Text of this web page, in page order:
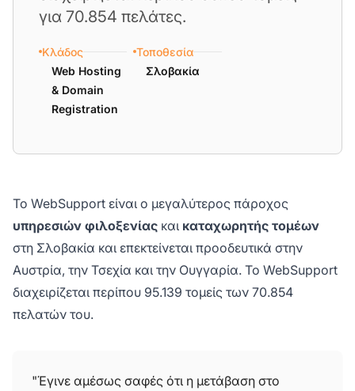
για 70.854 πελάτες.
Κλάδος
Web Hosting
& Domain
Registration
Τοποθεσία
Σλοβακία
Το WebSupport είναι ο μεγαλύτερος πάροχος
υπηρεσιών φιλοξενίας και καταχωρητής τομέων
στη Σλοβακία και επεκτείνεται προοδευτικά στην
Αυστρία, την Τσεχία και την Ουγγαρία. Το WebSupport
διαχειρίζεται περίπου 95.139 τομείς των 70.854
πελατών του.
"Έγινε αμέσως σαφές ότι η μετάβαση στο